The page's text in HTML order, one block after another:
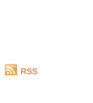
RSS